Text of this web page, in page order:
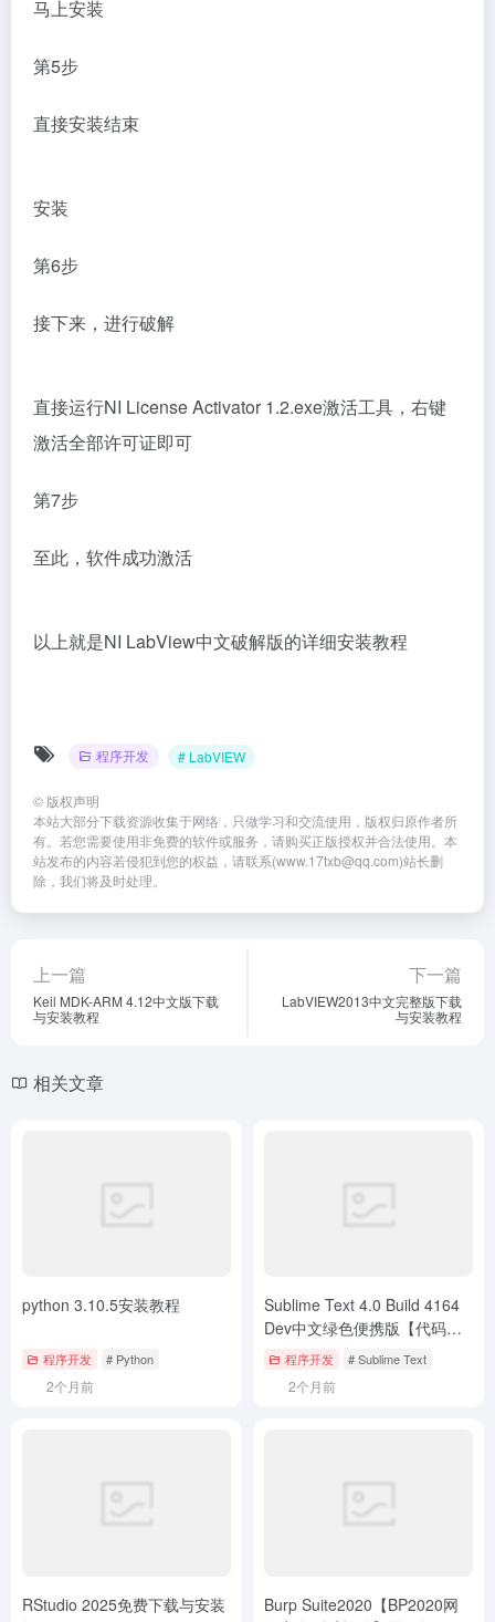
马上安装
第5步
直接安装结束
安装
第6步
接下来，进行破解
直接运行NI License Activator 1.2.exe激活工具，右键
激活全部许可证即可
第7步
至此，软件成功激活
以上就是NI LabView中文破解版的详细安装教程
程序开发 # LabVIEW
© 版权声明
本站大部分下载资源收集于网络，只做学习和交流使用，版权归原作者所
有。若您需要使用非免费的软件或服务，请购买正版授权并合法使用。本
站发布的内容若侵犯到您的权益，请联系(www.17txb@qq.com)站长删
除，我们将及时处理。
上一篇
Keil MDK-ARM 4.12中文版下载
与安装教程
下一篇
LabVIEW2013中文完整版下载
与安装教程
相关文章
python 3.10.5安装教程
程序开发 # Python
2个月前
Sublime Text 4.0 Build 4164
Dev中文绿色便携版【代码编
辑器】
程序开发 # Sublime Text
2个月前
RStudio 2025免费下载与安装
Burp Suite2020【BP2020网